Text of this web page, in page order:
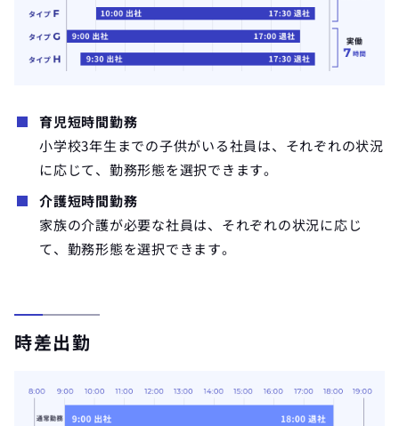
育児短時間勤務
小学校3年生までの子供がいる社員は、それぞれの状況
に応じて、勤務形態を選択できます。
介護短時間勤務
家族の介護が必要な社員は、それぞれの状況に応じ
て、勤務形態を選択できます。
時差出勤